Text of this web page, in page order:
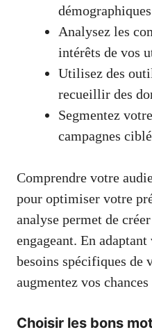
Analysez les
intérêts de vos
Utilisez des
recueillir des
Segmentez
campagnes
Comprendre votre
pour optimiser votre
analyse permet de
engageant. En
besoins spécifiques de
augmentez vos chances
Choisir les bons